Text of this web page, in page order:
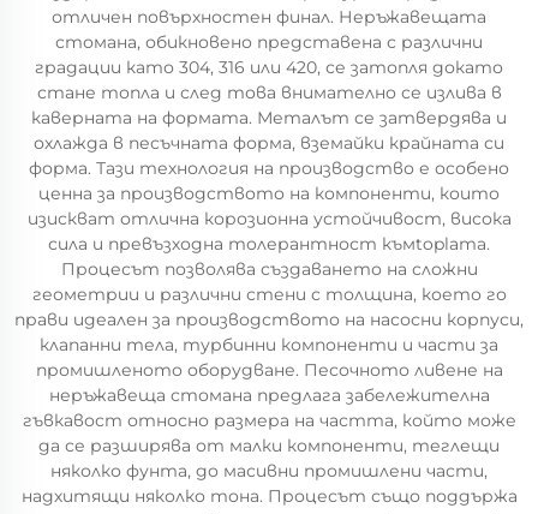
отличен повърхностен финал. Неръжавещата
стомана, обикновено представена с различни
градации като 304, 316 или 420, се затопля докато
стане топла и след това внимателно се излива в
каверната на формата. Металът се затвердява и
охлажда в песъчната форма, вземайки крайната си
форма. Тази технология на производство е особено
ценна за производството на компоненти, които
изискват отлична корозионна устойчивост, висока
сила и превъзходна толерантност къмtoplата.
Процесът позволява създаването на сложни
геометрии и различни стени с толщина, което го
прави идеален за производството на насосни корпуси,
клапанни тела, турбинни компоненти и части за
промишленото оборудване. Песочното ливене на
неръжавеща стомана предлага забележителна
гъвкавост относно размера на частта, който може
да се разширява от малки компоненти, теглещи
няколко фунта, до масивни промишлени части,
надхитящи няколко тона. Процесът също поддържа